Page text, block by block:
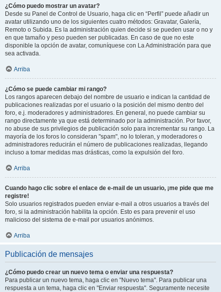
¿Cómo puedo mostrar un avatar?
Desde su Panel de Control de Usuario, haga clic en “Perfil” puede añadir un
avatar utilizando uno de los siguientes cuatro métodos: Gravatar, Galería,
Remoto o Subida. Es la administración quien decide si se pueden usar o no y
en que tamaño y peso pueden ser publicadas. En caso de que no este
disponible la opción de avatar, comuníquese con La Administración para que
sea activada.
Arriba
¿Cómo se puede cambiar mi rango?
Los rangos aparecen debajo del nombre de usuario e indican la cantidad de
publicaciones realizadas por el usuario o la posición del mismo dentro del
foro, e.j. moderadores y administradores. En general, no puede cambiar su
rango directamente ya que está determinado por la administración. Por favor,
no abuse de sus privilegios de publicación solo para incrementar su rango. La
mayoría de los foros lo consideran "spam", no lo toleran, y moderadores o
administradores reducirán el número de publicaciones realizadas, llegando
incluso a tomar medidas mas drásticas, como la expulsión del foro.
Arriba
Cuando hago clic sobre el enlace de e-mail de un usuario, ¡me pide que me
registre!
Solo usuarios registrados pueden enviar e-mail a otros usuarios a través del
foro, si la administración habilita la opción. Esto es para prevenir el uso
malicioso del sistema de e-mail por usuarios anónimos.
Arriba
Publicación de mensajes
¿Cómo puedo crear un nuevo tema o enviar una respuesta?
Para publicar un nuevo tema, haga clic en "Nuevo tema". Para publicar una
respuesta a un tema, haga clic en "Enviar respuesta". Seguramente necesite